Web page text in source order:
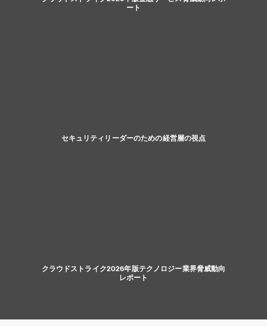
ート
セキュリティリーダーのための経営層の視点
クラウドストライク2026年版テクノロジー業界脅威動向
レポート